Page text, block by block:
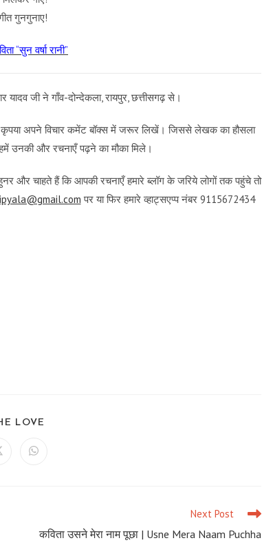
गुनगुनाए!
“सुन वर्षा रानी”
यादव जी ने गाँव-दोन्देकला, रायपुर, छत्तीसगढ़ से।
अपने विचार कमेंट बॉक्स में जरूर लिखें। जिससे लेखक का हौसला
उनकी और रचनाएँ पढ़ने का मौका मिले।
और चाहते हैं कि आपकी रचनाएँ हमारे ब्लॉग के जरिये लोगों तक पहुंचे तो
पर या फिर हमारे व्हाट्सएप्प नंबर 9115672434
LOVE
Opens
Next Post
कविता उसने मेरा नाम पूछा | Usne Mera Naam Puchha